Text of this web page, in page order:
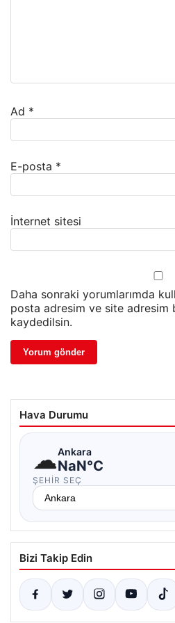
Ad *
E-posta *
İnternet sitesi
Daha sonraki yorumlarımda
posta adresim ve site adresim
kaydedilsin.
Hava Durumu
☁Ankara
NaN°C
ŞEHIR SEÇ
Bizi Takip Edin